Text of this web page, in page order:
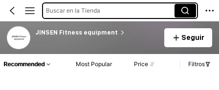
Buscar en la Tienda
JINSEN Fitness equipment
Seguir
Recommended Most Popular Price Filtros